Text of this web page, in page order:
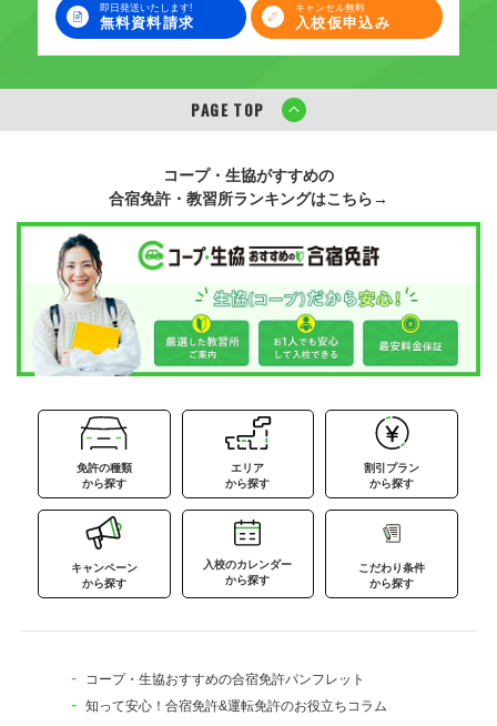
即日発送いたします!
無料資料請求
キャンセル無料
入校仮申込み
PAGE TOP
コープ・生協がすすめの
合宿免許・教習所ランキングはこちら→
免許の種類
から探す
エリア
から探す
割引プラン
から探す
キャンペーン
から探す
入校のカレンダー
から探す
こだわり条件
から探す
コープ・生協おすすめの合宿免許パンフレット
知って安心！合宿免許&運転免許のお役立ちコラム